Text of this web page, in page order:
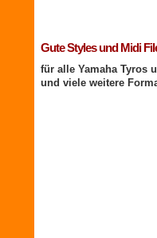
Gute Styles und Midi
für alle Yamaha Tyros
und viele weitere